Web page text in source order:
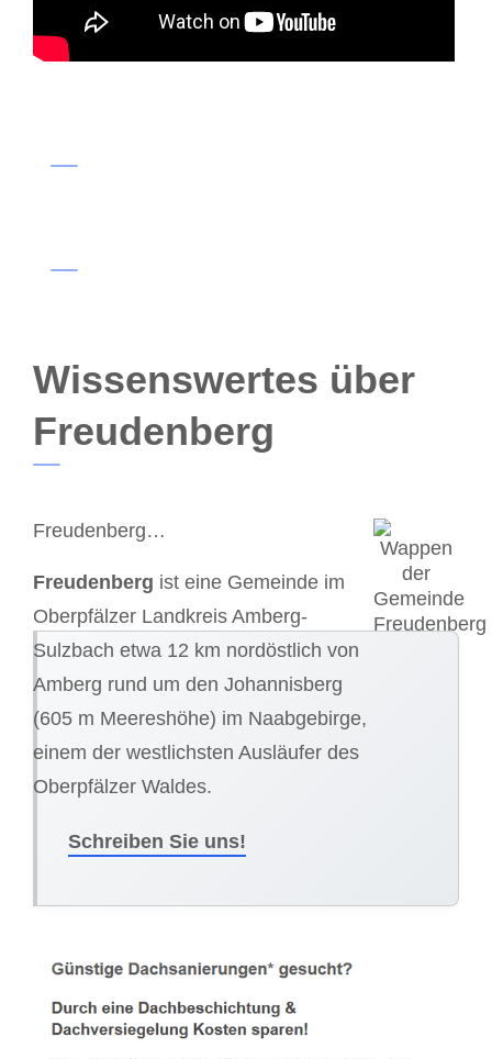
Wissenswertes über
Freudenberg
Freudenberg…
Freudenberg ist eine Gemeinde im
Oberpfälzer Landkreis Amberg-
Sulzbach etwa 12 km nordöstlich von
Amberg rund um den Johannisberg
(605 m Meereshöhe) im Naabgebirge,
einem der westlichsten Ausläufer des
Oberpfälzer Waldes.
Schreiben Sie uns!